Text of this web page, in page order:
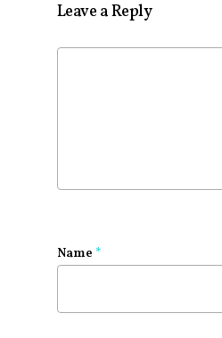
Leave a Reply
Name *